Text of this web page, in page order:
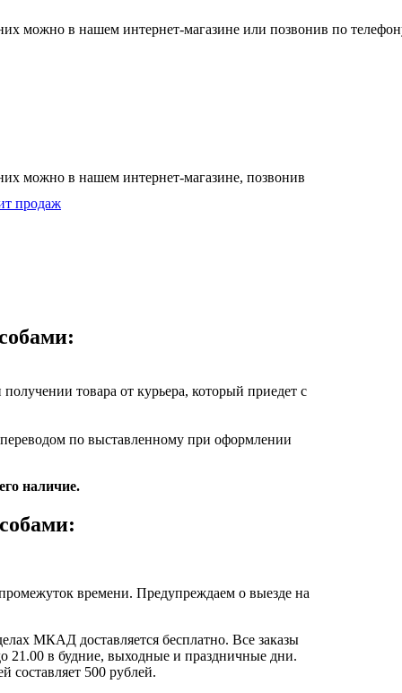
продаж
можно в нашем интернет-магазине или позвонив по
можно в нашем интернет-магазине, позвонив
товара от курьера, который приедет с
по выставленному при оформлении
наличие.
времени. Предупреждаем о выезде на
МКАД доставляется бесплатно. Все заказы
21.00 в будние, выходные и праздничные дни.
составляет 500 рублей.